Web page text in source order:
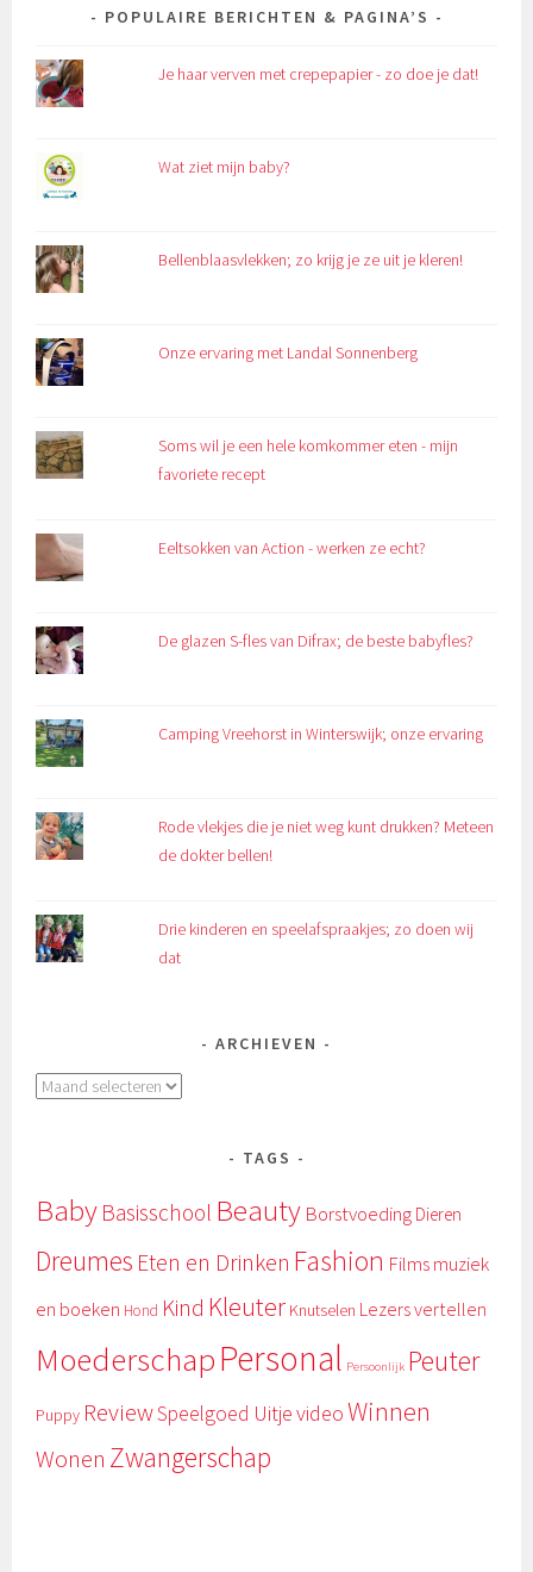
POPULAIRE BERICHTEN & PAGINA’S
Je haar verven met crepepapier - zo doe je dat!
Wat ziet mijn baby?
Bellenblaasvlekken; zo krijg je ze uit je kleren!
Onze ervaring met Landal Sonnenberg
Soms wil je een hele komkommer eten - mijn
favoriete recept
Eeltsokken van Action - werken ze echt?
De glazen S-fles van Difrax; de beste babyfles?
Camping Vreehorst in Winterswijk; onze ervaring
Rode vlekjes die je niet weg kunt drukken? Meteen
de dokter bellen!
Drie kinderen en speelafspraakjes; zo doen wij
dat
ARCHIEVEN
Archieven
TAGS
Baby Basisschool Beauty Borstvoeding Dieren
Dreumes Eten en Drinken Fashion Films muziek
en boeken Hond Kind Kleuter Knutselen Lezers vertellen
MoederschapPersonal Persoonlijk Peuter
Puppy ReviewSpeelgoed UitjevideoWinnen
Wonen Zwangerschap